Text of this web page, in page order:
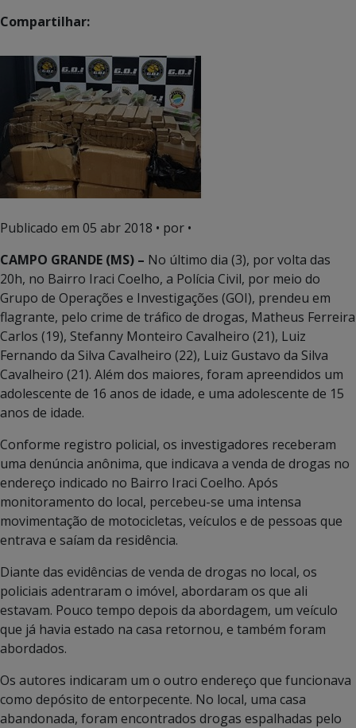
Compartilhar:
Publicado em 05 abr 2018 • por •
CAMPO GRANDE (MS) – No último dia (3), por volta das
20h, no Bairro Iraci Coelho, a Polícia Civil, por meio do
Grupo de Operações e Investigações (GOI), prendeu em
flagrante, pelo crime de tráfico de drogas, Matheus Ferreira
Carlos (19), Stefanny Monteiro Cavalheiro (21), Luiz
Fernando da Silva Cavalheiro (22), Luiz Gustavo da Silva
Cavalheiro (21). Além dos maiores, foram apreendidos um
adolescente de 16 anos de idade, e uma adolescente de 15
anos de idade.
Conforme registro policial, os investigadores receberam
uma denúncia anônima, que indicava a venda de drogas no
endereço indicado no Bairro Iraci Coelho. Após
monitoramento do local, percebeu-se uma intensa
movimentação de motocicletas, veículos e de pessoas que
entrava e saíam da residência.
Diante das evidências de venda de drogas no local, os
policiais adentraram o imóvel, abordaram os que ali
estavam. Pouco tempo depois da abordagem, um veículo
que já havia estado na casa retornou, e também foram
abordados.
Os autores indicaram um o outro endereço que funcionava
como depósito de entorpecente. No local, uma casa
abandonada, foram encontrados drogas espalhadas pelo